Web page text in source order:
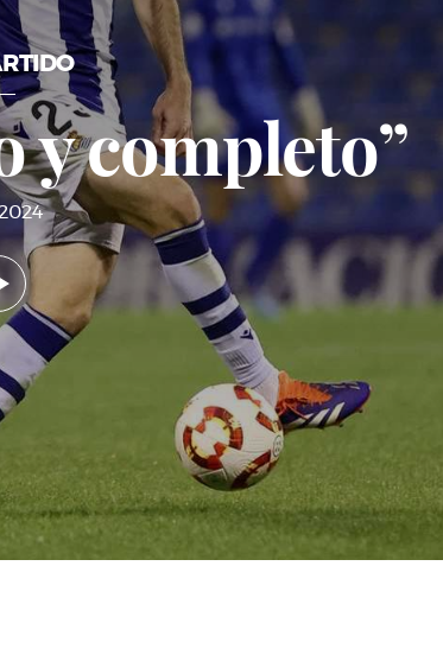
y completo”